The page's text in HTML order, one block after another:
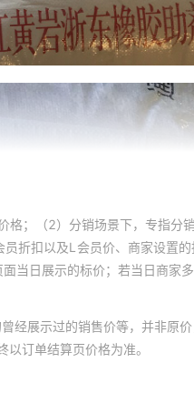
；（2）分销场景下，专指
折扣以及L会员价、商家设置
日展示的标价；若当日商家
经展示过的销售价等，并非原价
订单结算页价格为准。